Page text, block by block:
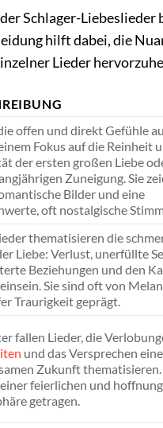
Schlager-Liebeslieder
hilft dabei, die
Lieder
offen und direkt Gefühle
Fokus auf die Reinheit
der ersten großen Liebe
Zuneigung. Sie
Bilder und eine
oft nostalgische
thematisieren die
Liebe: Verlust, unerfüllte
Beziehungen und den
Sie sind oft von
Traurigkeit geprägt.
fallen Lieder, die
und das Versprechen
Zukunft thematisieren.
feierlichen und
getragen.